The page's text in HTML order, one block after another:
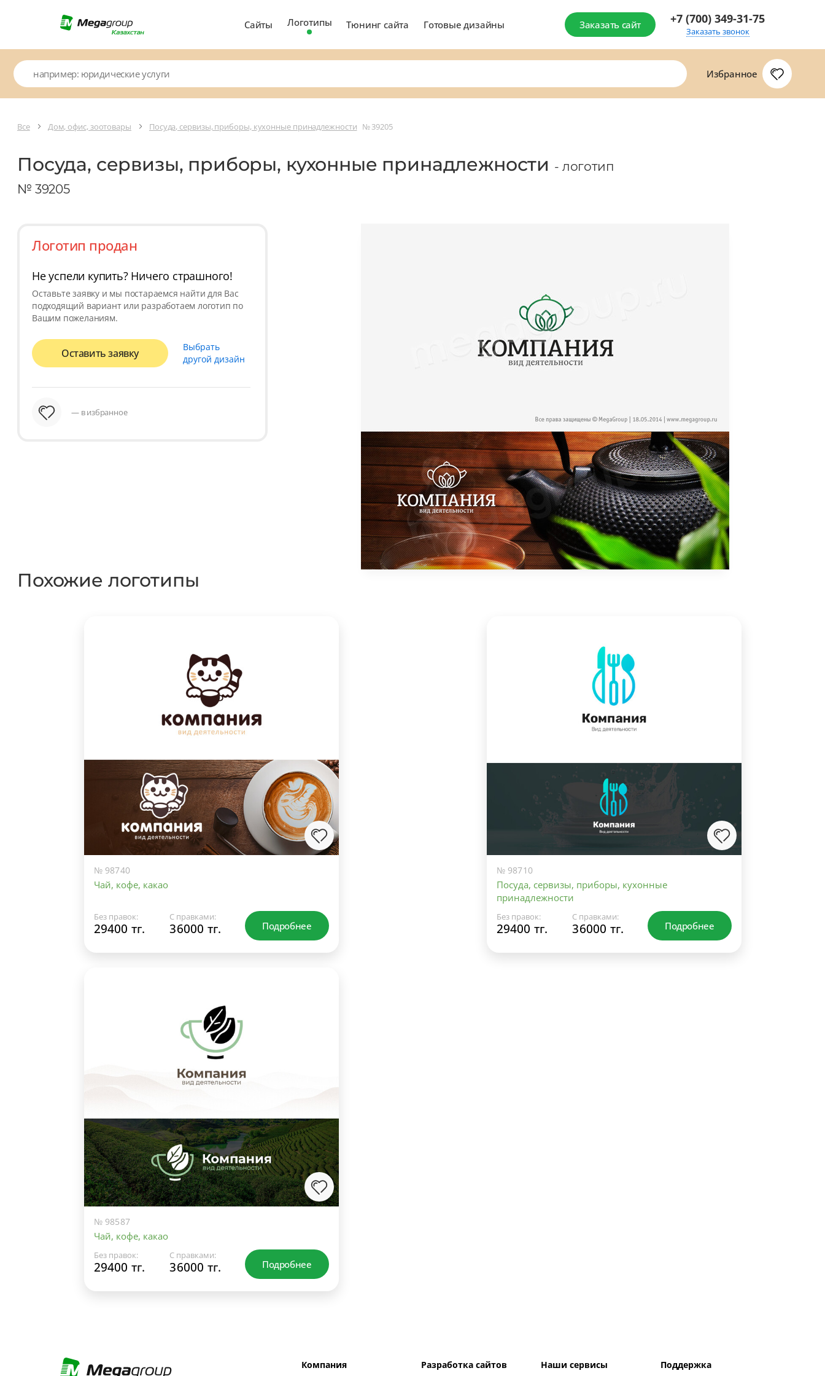
Сайты Логотипы Тюнинг сайта Готовые дизайны Заказать сайт +7 (700) 349-31-75
Заказать звонок
Избранное
Все Дом, офис, зоотовары Посуда, сервизы, приборы, кухонные принадлежности № 39205
Посуда, сервизы, приборы, кухонные принадлежности - логотип
№ 39205
Логотип продан
Не успели купить? Ничего страшного!
Оставьте заявку и мы постараемся найти для Вас
подходящий вариант или разработаем логотип по
Вашим пожеланиям.
Оставить заявку
Выбрать
другой дизайн
— в избранное
Похожие логотипы
№ 98740
Чай, кофе, какао
Без правок:
29400 тг.
С правками:
36000 тг. Подробнее
№ 98710
Посуда, сервизы, приборы, кухонные
принадлежности
Без правок:
29400 тг.
С правками:
36000 тг. Подробнее
№ 98587
Чай, кофе, какао
Без правок:
29400 тг.
С правками:
36000 тг. Подробнее
Компания Разработка сайтов Наши сервисы Поддержка